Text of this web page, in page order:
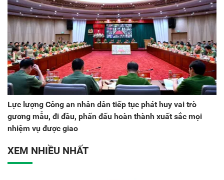
Lực lượng Công an nhân dân tiếp tục phát huy vai trò
gương mẫu, đi đầu, phấn đấu hoàn thành xuất sắc mọi
nhiệm vụ được giao
XEM NHIỀU NHẤT